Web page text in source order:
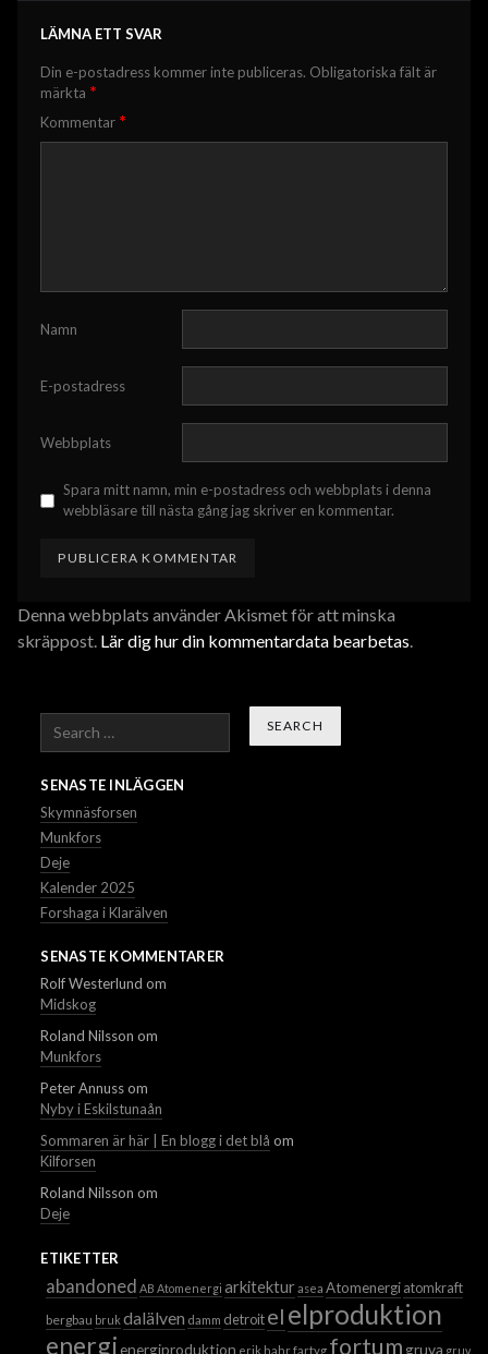
LÄMNA ETT SVAR
Din e-postadress kommer inte publiceras. Obligatoriska fält är
märkta *
Kommentar *
Namn
E-postadress
Webbplats
Spara mitt namn, min e-postadress och webbplats i denna
webbläsare till nästa gång jag skriver en kommentar.
Denna webbplats använder Akismet för att minska
skräppost. Lär dig hur din kommentardata bearbetas
Search
SENASTE INLÄGGEN
Skymnäsforsen
Munkfors
Deje
Kalender 2025
Forshaga i Klarälven
SENASTE KOMMENTARER
Rolf Westerlund om
Midskog
Roland Nilsson om
Munkfors
Peter Annussom
Nyby i Eskilstunaån
Sommaren är här | En blogg i det blå om
Kilforsen
Roland Nilsson om
Deje
ETIKETTER
abandoned AB Atomenergi arkitekturasea Atomenergi atomkraft
bergbau bruk dalälven damm detroitel elproduktion
energienergiproduktion erik hahrfartyg fortum gruva gruvor